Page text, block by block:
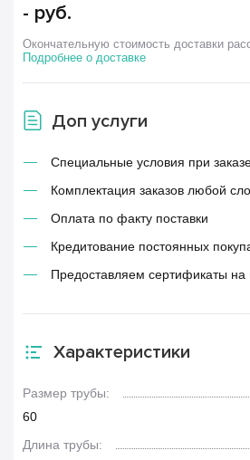
- руб.
Окончательную стоимость доставки
Подробнее о доставке
Доп услуги
Специальные условия при
Комплектация заказов любой
Оплата по факту поставки
Кредитование постоянных
Предоставляем сертификаты на
Характеристики
Размер трубы:
60
Длина трубы: